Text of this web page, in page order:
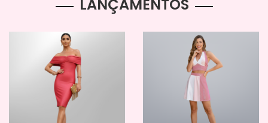
LANÇAMENTOS